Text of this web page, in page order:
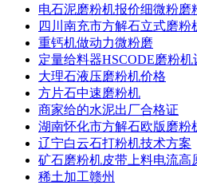
电石泥磨粉机报价细微粉磨
四川南充市方解石立式磨粉
重钙机做动力微粉磨
定量给料器HSCODE磨粉机
大理石液压磨粉机价格
方片石中速磨粉机
商家给的水泥出厂合格证
湖南怀化市方解石欧版磨粉
辽宁白云石打粉机技术方案
矿石磨粉机皮带上料电流高
稀土加工赣州